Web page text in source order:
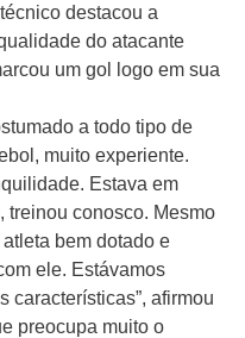
destacou a
do atacante
um gol logo em sua
a todo tipo de
muito experiente.
Estava em
treinou conosco. Mesmo
bem dotado e
ele. Estávamos
características”, afirmou
preocupa muito o